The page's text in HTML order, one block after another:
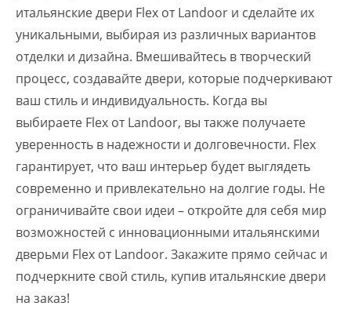
итальянские двери Flex от Landoor и сделайте их
уникальными, выбирая из различных вариантов
отделки и дизайна. Вмешивайтесь в творческий
процесс, создавайте двери, которые подчеркивают
ваш стиль и индивидуальность. Когда вы
выбираете Flex от Landoor, вы также получаете
уверенность в надежности и долговечности. Flex
гарантирует, что ваш интерьер будет выглядеть
современно и привлекательно на долгие годы. Не
ограничивайте свои идеи – откройте для себя мир
возможностей с инновационными итальянскими
дверьми Flex от Landoor. Закажите прямо сейчас и
подчеркните свой стиль, купив итальянские двери
на заказ!